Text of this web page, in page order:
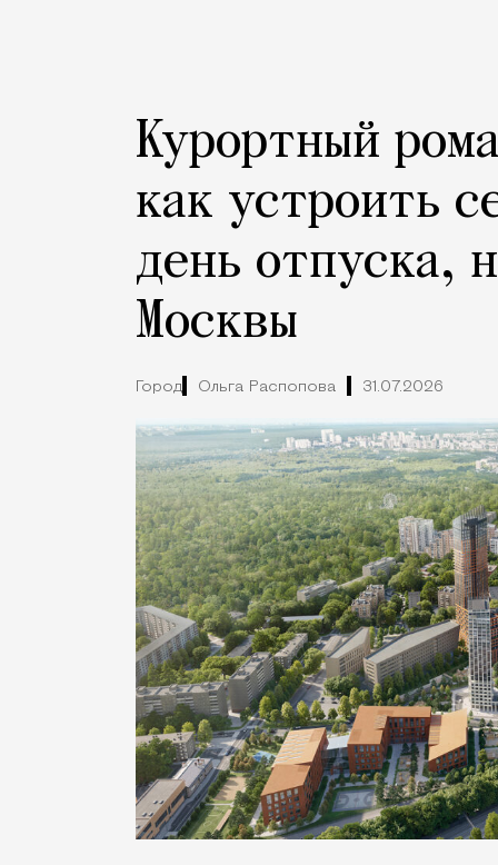
Курортный
как устроить
день отпуска,
Москвы
Город Ольга Распопова 31.07.2026